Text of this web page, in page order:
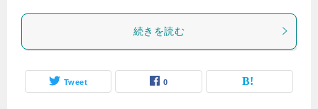
続きを読む
Tweet 0